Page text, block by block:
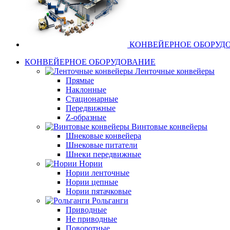
КОНВЕЙЕРНОЕ
КОНВЕЙЕРНОЕ ОБОРУДОВАНИЕ
Ленточные конвейеры
Прямые
Наклонные
Стационарные
Передвижные
Z-образные
Винтовые конвейеры
Шнековые конвейера
Шнековые питатели
Шнеки передвижные
Нории
Нории ленточные
Нории цепные
Нории пятачковые
Рольганги
Приводные
Не приводные
Поворотные